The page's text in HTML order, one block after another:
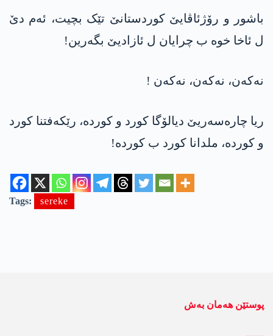
باشور و رۆژئاڤایێ کوردستانێ تێک بچیت، ئەم دێ
ل ئاخا خوە ب چرایان ل ئازادیێ بگەرین!
نەکەن، نەکەن، نەکەن !
ریا چارەسەریێ دیالۆگا کورد و کوردە، رێکەفتنا کورد
و کوردە، ملدانا کورد ب کوردە!
Tags: sereke
پوستێن ھەمان بەش